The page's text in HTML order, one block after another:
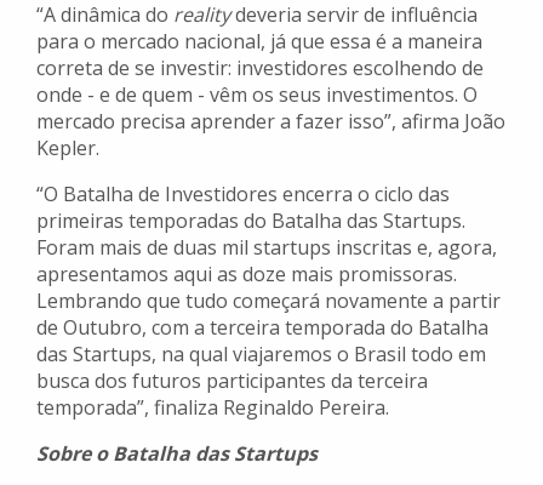
“A dinâmica do realitydeveria servir de influência
para o mercado nacional, já que essa é a maneira
correta de se investir: investidores escolhendo de
onde - e de quem - vêm os seus investimentos. O
mercado precisa aprender a fazer isso”, afirma João
Kepler.
“O Batalha de Investidores encerra o ciclo das
primeiras temporadas do Batalha das Startups.
Foram mais de duas mil startups inscritas e, agora,
apresentamos aqui as doze mais promissoras.
Lembrando que tudo começará novamente a partir
de Outubro, com a terceira temporada do Batalha
das Startups, na qual viajaremos o Brasil todo em
busca dos futuros participantes da terceira
temporada”, finaliza Reginaldo Pereira.
Sobre o Batalha das Startups